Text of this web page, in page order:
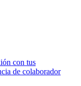
con tus
de colaborador